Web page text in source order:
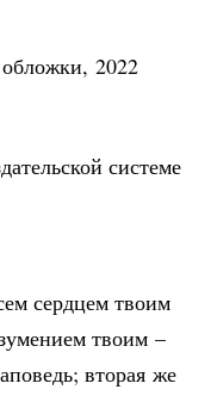
2022
системе
сердцем твоим
твоим –
вторая же